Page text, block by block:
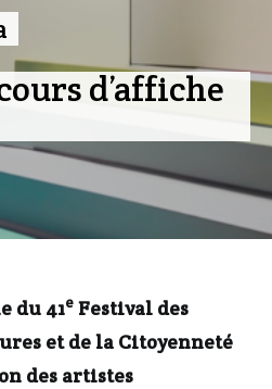
d’affiche
du 41e Festival des
et de la Citoyenneté
des artistes